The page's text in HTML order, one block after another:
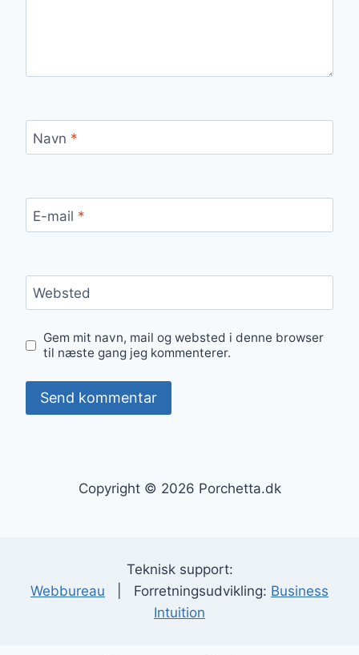
Navn *
E-mail *
Websted
Gem mit navn, mail og websted i denne browser
til næste gang jeg kommenterer.
Copyright © 2026 Porchetta.dk
Teknisk support:
Webbureau | Forretningsudvikling: Business
Intuition